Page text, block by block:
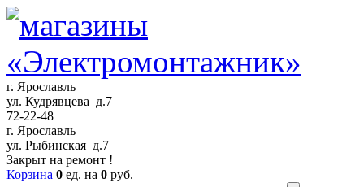
г. Ярославль
ул. Кудрявцева д.7
72-22-48
г. Ярославль
ул. Рыбинская д.7
Закрыт на ремонт !
Корзина 0 ед. на 0 руб.